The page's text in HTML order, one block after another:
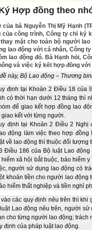
Hợp đồng theo
của bà Nguyễn Thị Mỹ Hạnh
của công trình, Công ty chỉ ký
mặt cho toàn bộ người
lao động với cá nhân, Công
lao động đó. Bà Hạnh hỏi,
và việc ký kết hợp đồng
này, Bộ Lao động – Thương
định tại Khoản 2 Điều 18 của
có thời hạn dưới 12 tháng thì
để giao kết hợp đồng lao
giao kết với từng người.
định tại Khoản 2 Điều 2 Nghị
động làm việc theo hợp
về lao động thì thuộc đối tượng
Điều 186 của Bộ luật Lao
xã hội bắt buộc, bảo hiểm
người sử dụng lao động có
khoản tiền cho người lao
hiểm thất nghiệp và tiền nghỉ
các quy định nêu trên thì
Lao động nêu trên, người sử
cho từng người lao động; trách
định của pháp luật lao động.